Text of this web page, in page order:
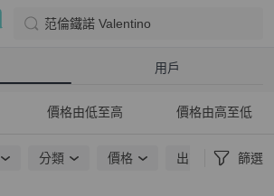
范倫鐵諾 Valentino
用戶
價格由低至高 價格由高至低
分類 價格 出貨地點 篩選